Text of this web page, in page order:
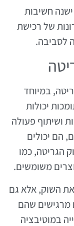
חשיבות
של רכישת
לסביבה.
במיוחד
יכולות
ושיתוף פעולה
הם יכולים
הגריטה, כמו
משומשים.
השוק, אלא גם
מרגישים שהם
במוטיבציה